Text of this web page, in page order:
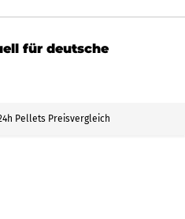
für deutsche
Pellets Preisvergleich